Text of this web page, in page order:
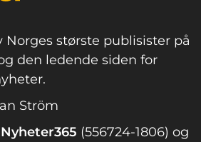
Norges største publisister på
den ledende siden for
Ström
Nyheter365 (556724-1806) og